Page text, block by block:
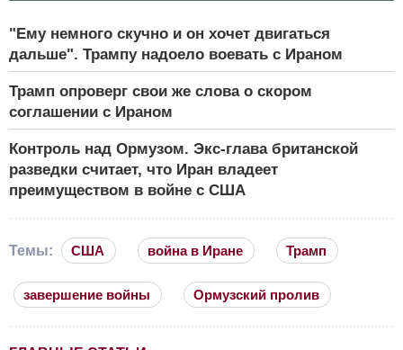
"Ему немного скучно и он хочет двигаться
дальше". Трампу надоело воевать с Ираном
Трамп опроверг свои же слова о скором
соглашении с Ираном
Контроль над Ормузом. Экс-глава британской
разведки считает, что Иран владеет
преимуществом в войне с США
Темы: США война в Иране Трамп
завершение войны Ормузский пролив